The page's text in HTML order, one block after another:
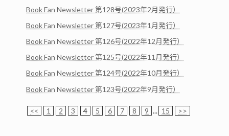
Book Fan Newsletter 第128号(2023年2月発行）
Book Fan Newsletter 第127号(2023年1月発行）
Book Fan Newsletter 第126号(2022年12月発行）
Book Fan Newsletter 第125号(2022年11月発行）
Book Fan Newsletter 第124号(2022年10月発行）
Book Fan Newsletter 第123号(2022年9月発行）
<< 1 2 3 4 5 6 7 8 9 ... 15 >>